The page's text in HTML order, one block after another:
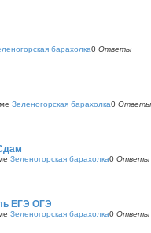
барахолка0 Ответы
Зеленогорская барахолка0 Ответы
Зеленогорская барахолка0 Ответы
ЕГЭ ОГЭ
Зеленогорская барахолка0 Ответы